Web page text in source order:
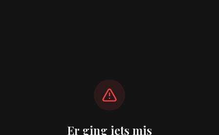
Er ging iets mis